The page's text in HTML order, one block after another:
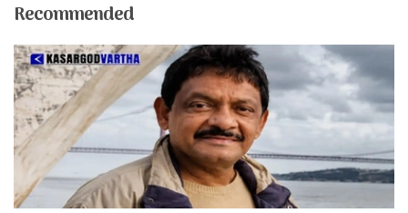
Recommended